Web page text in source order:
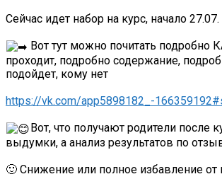
Сейчас идет набор на курс, начало 27.07.
Вот тут можно почитать подробно
проходит, подробно содержание,
подойдет, кому нет
https://vk.com/app5898182_-
Вот, что получают родители после
выдумки, а анализ результатов по
🙂 Снижение или полное избавление от